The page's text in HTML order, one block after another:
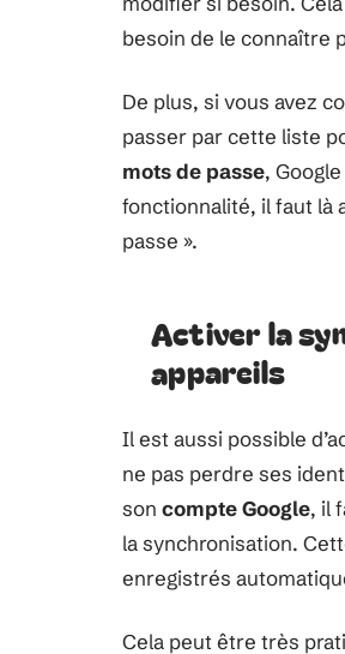
besoin de le connaître
De plus, si vous avez
passer par cette liste
mots de passe,
fonctionnalité, il faut là
passe ».
Activer la
appareils
Il est aussi possible
ne pas perdre ses
son compte Google, il
la synchronisation.
enregistrés
Cela peut être très